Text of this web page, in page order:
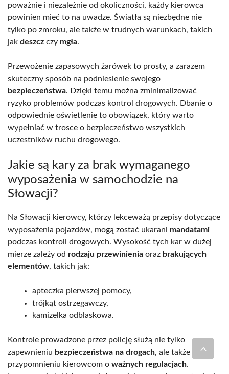
poważnie i niezależnie od okoliczności, każdy kierowca
powinien mieć to na uwadze. Światła są niezbędne nie
tylko po zmroku, ale także w trudnych warunkach, takich
jak deszcz czy mgła.
Przewożenie zapasowych żarówek to prosty, a zarazem
skuteczny sposób na podniesienie swojego
bezpieczeństwa. Dzięki temu można zminimalizować
ryzyko problemów podczas kontrol drogowych. Dbanie o
odpowiednie oświetlenie to obowiązek, który warto
wypełniać w trosce o bezpieczeństwo wszystkich
uczestników ruchu drogowego.
Jakie są kary za brak wymaganego
wyposażenia w samochodzie na
Słowacji?
Na Słowacji kierowcy, którzy lekceważą przepisy dotyczące
wyposażenia pojazdów, mogą zostać ukarani mandatami
podczas kontroli drogowych. Wysokość tych kar w dużej
mierze zależy od rodzaju przewinienia oraz brakujących
elementów, takich jak:
apteczka pierwszej pomocy,
trójkąt ostrzegawczy,
kamizelka odblaskowa.
Kontrole prowadzone przez policję służą nie tylko
zapewnieniu bezpieczeństwa na drogach, ale także
przypomnieniu kierowcom o ważnych regulacjach.